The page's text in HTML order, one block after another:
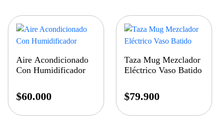
Aire Acondicionado
Con Humidificador
$60.000
Taza Mug Mezclador
Eléctrico Vaso Batido
$79.900